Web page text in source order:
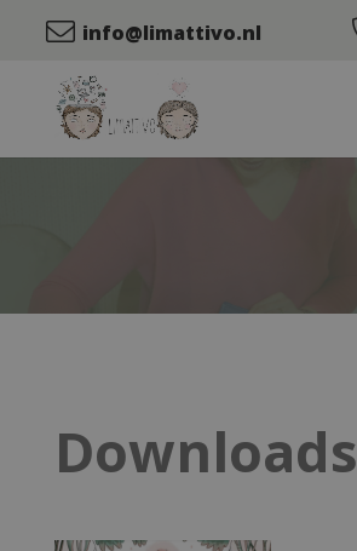
info@limattivo.nl
Downloads